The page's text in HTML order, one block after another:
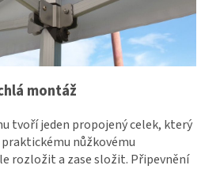
montáž
tvoří jeden propojený celek, který
nůžkovému
rozložit a zase složit. Připevnění